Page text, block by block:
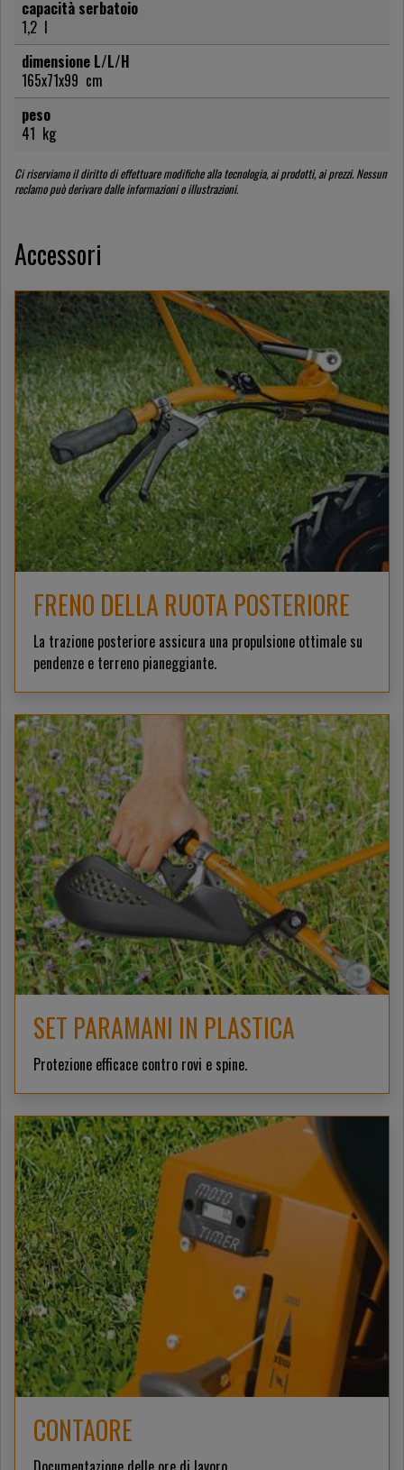
capacità serbatoio
1,2 l
dimensione L/L/H
165x71x99 cm
peso
41 kg
Ci riserviamo il diritto di effettuare modifiche alla tecnologia, ai prodotti, ai prezzi. Nessun
reclamo può derivare dalle informazioni o illustrazioni.
Accessori
FRENO DELLA RUOTA POSTERIORE
La trazione posteriore assicura una propulsione ottimale su
pendenze e terreno pianeggiante.
SET PARAMANI IN PLASTICA
Protezione efficace contro rovi e spine.
CONTAORE